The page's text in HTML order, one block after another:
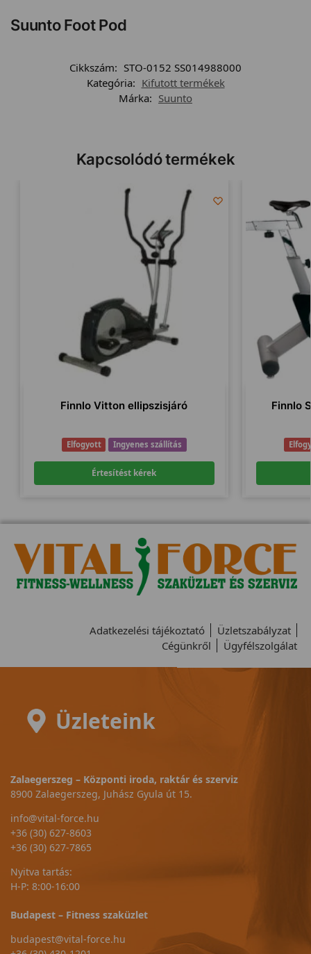
Suunto Foot Pod
Cikkszám: STO-0152 SS014988000
Kategória: Kifutott termékek
Márka: Suunto
Kapcsolódó termékek
Finnlo Vitton ellipszisjáró
Elfogyott Ingyenes szállítás
Értesítést kérek
Finnlo
Adatkezelési tájékoztató
Üzletszabályzat
Cégünkről
Ügyfélszolgálat
Üzleteink
Zalaegerszeg – Központi iroda, raktár és szerviz
8900 Zalaegerszeg, Juhász Gyula út 15.
info@vital-force.hu
+36 (30) 627-8603
+36 (30) 627-7865
Nyitva tartás:
H-P: 8:00-16:00
Budapest – Fitness szaküzlet
budapest@vital-force.hu